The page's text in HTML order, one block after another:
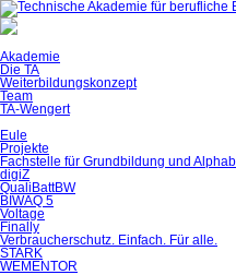
Akademie
Die TA
Weiterbildungskonzept
Team
TA-Wengert
Eule
Projekte
Fachstelle für Grundbildung und
digiZ
QualiBattBW
BIWAQ 5
Voltage
Finally
Verbraucherschutz. Einfach. Für alle.
STARK
WEMENTOR